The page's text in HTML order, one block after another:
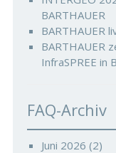
BARTHAUER
BARTHAUER
BARTHAUER
InfraSPREE in
FAQ-Archiv
Juni 2026 (2)